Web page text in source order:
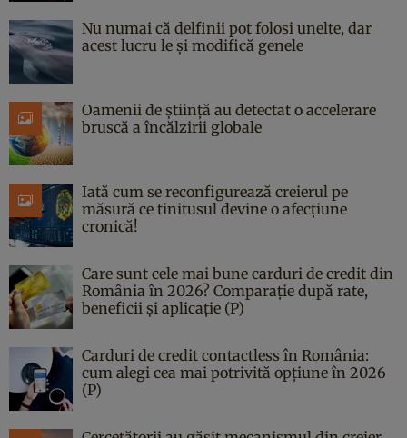
Nu numai că delfinii pot folosi unelte, dar
acest lucru le și modifică genele
Oamenii de știință au detectat o accelerare
bruscă a încălzirii globale
Iată cum se reconfigurează creierul pe
măsură ce tinitusul devine o afecțiune
cronică!
Care sunt cele mai bune carduri de credit din
România în 2026? Comparație după rate,
beneficii și aplicație (P)
Carduri de credit contactless în România:
cum alegi cea mai potrivită opțiune în 2026
(P)